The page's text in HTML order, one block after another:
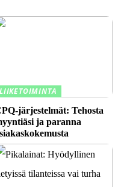
LIIKETOIMINTA
järjestelmät: Tehosta
ja paranna